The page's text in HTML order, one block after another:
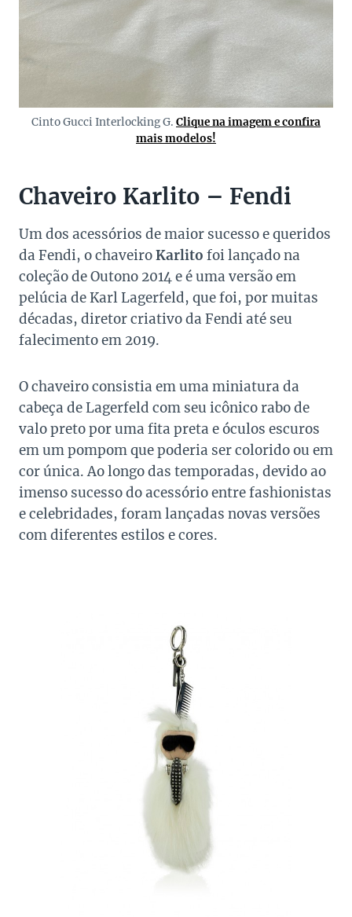
Cinto Gucci Interlocking G. Clique na imagem e confira
mais modelos!
Chaveiro Karlito – Fendi
Um dos acessórios de maior sucesso e queridos
da Fendi, o chaveiroKarlito foi lançado na
coleção de Outono 2014 e é uma versão em
pelúcia de Karl Lagerfeld, que foi, por muitas
décadas, diretor criativo da Fendi até seu
falecimento em 2019.
O chaveiro consistia em uma miniatura da
cabeça de Lagerfeld com seu icônico rabo de
valo preto por uma fita preta e óculos escuros
em um pompom que poderia ser colorido ou em
cor única. Ao longo das temporadas, devido ao
imenso sucesso do acessório entre fashionistas
e celebridades, foram lançadas novas versões
com diferentes estilos e cores.